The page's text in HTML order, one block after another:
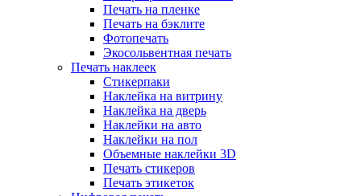
Печать на пленке
Печать на бэклите
Фотопечать
Экосольвентная печать
Печать наклеек
Стикерпаки
Наклейка на витрину
Наклейка на дверь
Наклейки на авто
Наклейки на пол
Объемные наклейки 3D
Печать стикеров
Печать этикеток